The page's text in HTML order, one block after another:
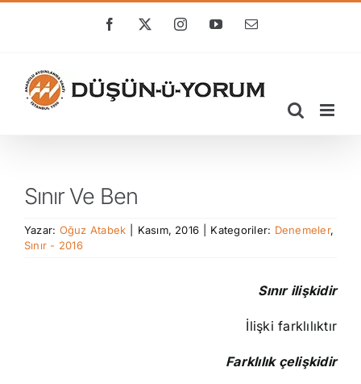
Facebook
X InstagramYouTube
E-
Sınır Ve Ben
Yazar: Oğuz Atabek Kasım, 2016 Kategoriler: Denemeler,
Sınır - 2016
Sınır ilişkidir
İlişki farklılıktır
Farklılık çelişkidir